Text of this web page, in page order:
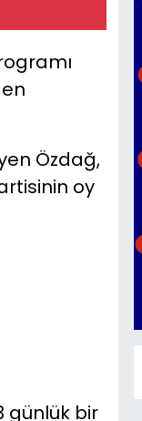
Özdağ,
oy
günlük bir